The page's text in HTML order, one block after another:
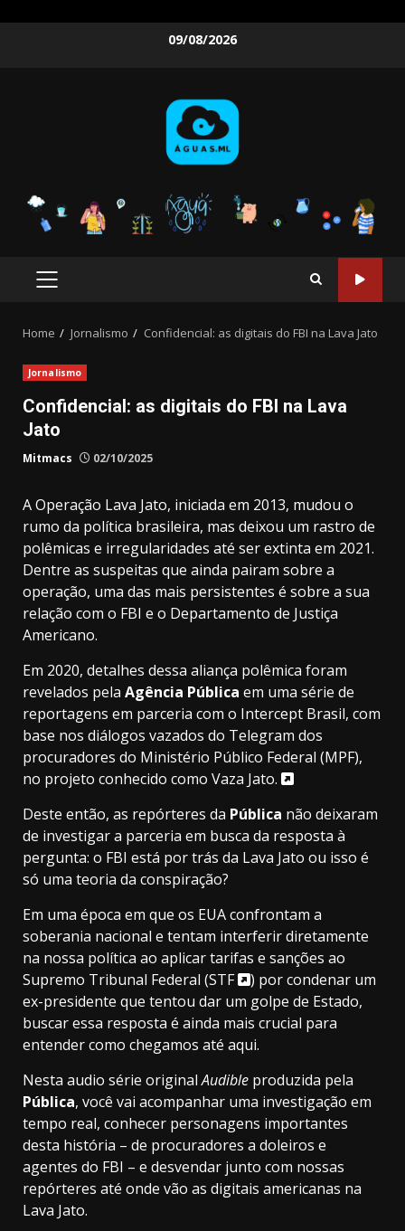
09/08/2026
PRIMARY
Home Jornalismo Confidencial: as digitais do FBI na Lava Jato
Jornalismo
Confidencial: as digitais do FBI na Lava
Jato
Mitmacs 02/10/2025
A Operação Lava Jato, iniciada em 2013, mudou o
rumo da política brasileira, mas deixou um rastro de
polêmicas e irregularidades até ser extinta em 2021.
Dentre as suspeitas que ainda pairam sobre a
operação, uma das mais persistentes é sobre a sua
relação com o FBI e o Departamento de Justiça
Americano.
Em 2020, detalhes dessa aliança polêmica foram
revelados pela Agência Pública em uma série de
reportagens em parceria com o Intercept Brasil, com
base nos diálogos vazados do Telegram dos
procuradores do Ministério Público Federal (MPF),
no projeto conhecido como Vaza Jato.
Deste então, as repórteres da Pública não deixaram
de investigar a parceria em busca da resposta à
pergunta: o FBI está por trás da Lava Jato ou isso é
só uma teoria da conspiração?
Em uma época em que os EUA confrontam a
soberania nacional e tentam interferir diretamente
na nossa política ao aplicar tarifas e sanções ao
Supremo Tribunal Federal (STF
) por condenar um
ex-presidente que tentou dar um golpe de Estado,
buscar essa resposta é ainda mais crucial para
entender como chegamos até aqui.
Nesta audio série originalAudible produzida pela
Pública, você vai acompanhar uma investigação em
tempo real, conhecer personagens importantes
desta história – de procuradores a doleiros e
agentes do FBI – e desvendar junto com nossas
repórteres até onde vão as digitais americanas na
Lava Jato.